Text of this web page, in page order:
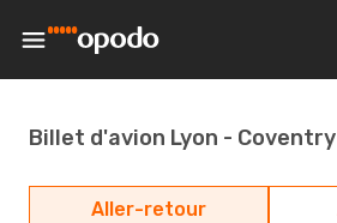
Billet d'avion Lyon -
Aller-retour